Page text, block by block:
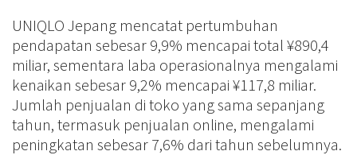
UNIQLO Jepang mencatat pertumbuhan
pendapatan sebesar 9,9% mencapai total ¥890,4
miliar, sementara laba operasionalnya mengalami
kenaikan sebesar 9,2% mencapai ¥117,8 miliar.
Jumlah penjualan di toko yang sama sepanjang
tahun, termasuk penjualan online, mengalami
peningkatan sebesar 7,6% dari tahun sebelumnya.